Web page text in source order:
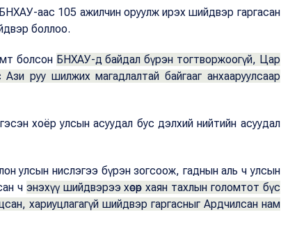
аас 105 ажилчин оруулж ирэх шийдвэр гаргасан
боллоо.
болсон БНХАУ-д байдал бүрэн тогтворжоогүй, Цар
руу шилжих магадлалтай байгааг анхааруулсаар
хоёр улсын асуудал бус дэлхий нийтийн асуудал
улсын нислэгээ бүрэн зогсоож, гаднын аль ч улсын
ч энэхүү шийдвэрээ хөсөр хаян тахлын голомтот бүс
хариуцлагагүй шийдвэр гаргасныг Ардчилсан нам